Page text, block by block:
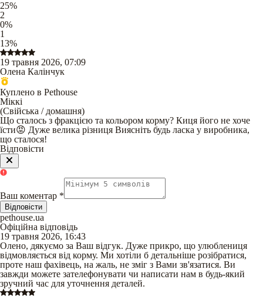
25%
2
0%
1
13%
19 травня 2026, 07:09
Олена Калінчук
Куплено в Pethouse
Міккі
(Свійська / домашня)
Що сталось з фракцією та кольором корму? Киця його не хоче
їсти😡 Дуже велика різниця Виясніть будь ласка у виробника,
що сталося!
Відповісти
Ваш коментар *
Відповісти
pethouse.ua
Офіційна відповідь
19 травня 2026, 16:43
Олено, дякуємо за Ваш відгук. Дуже прикро, що улюблениця
відмовляється від корму. Ми хотіли б детальніше розібратися,
проте наш фахівець, на жаль, не зміг з Вами зв'язатися. Ви
завжди можете зателефонувати чи написати нам в будь-який
зручний час для уточнення деталей.